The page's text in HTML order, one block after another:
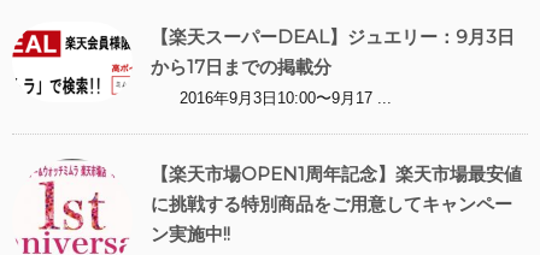
【楽天スーパーDEAL】ジュエリー：9月3日
から17日までの掲載分
2016年9月3日10:00〜9月17 ...
【楽天市場OPEN1周年記念】楽天市場最安値
に挑戦する特別商品をご用意してキャンペー
ン実施中!!